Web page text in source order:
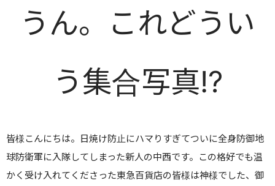
うん。
これどうい
う集合写真!?
皆様こんにちは。日焼け防止にハマりすぎてついに全身防御地
球防衛軍に入隊してしまった新人の中西です。この格好でも温
かく受け入れてくださった東急百貨店の皆様は神様でした、御